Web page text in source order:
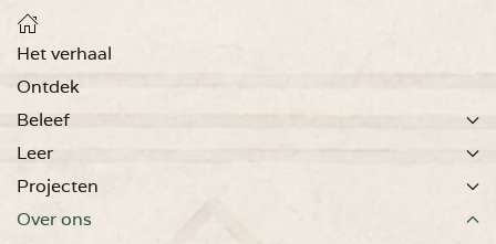
Het verhaal
Ontdek
Beleef
Leer
Projecten
Over ons